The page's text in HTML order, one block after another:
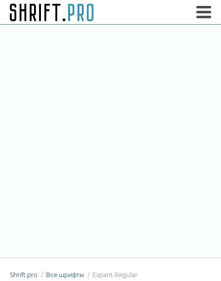
Shrift.pro Все шрифты Expant Regular